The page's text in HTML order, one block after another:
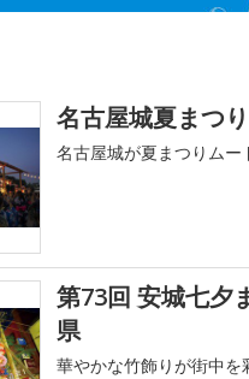
名古屋城夏まつ
名古屋城が夏まつりムー
第73回 安城七夕
県
華やかな竹飾りが街中を